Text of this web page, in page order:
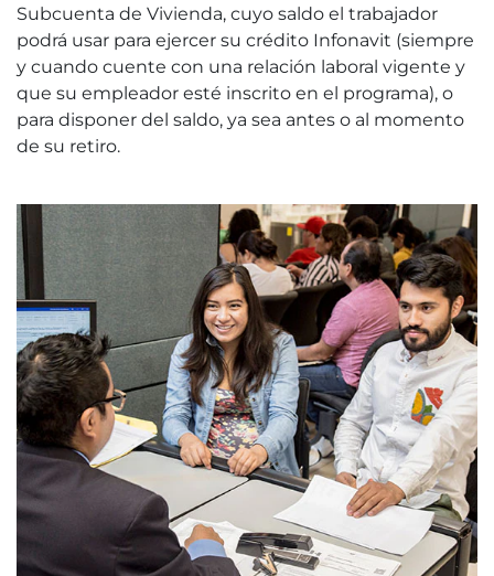
Subcuenta de Vivienda, cuyo saldo el trabajador
podrá usar para ejercer su crédito Infonavit (siempre
y cuando cuente con una relación laboral vigente y
que su empleador esté inscrito en el programa), o
para disponer del saldo, ya sea antes o al momento
de su retiro.